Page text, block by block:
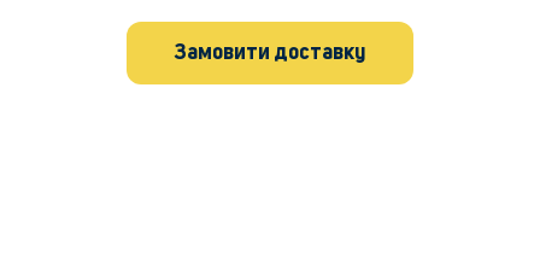
Замовити доставку